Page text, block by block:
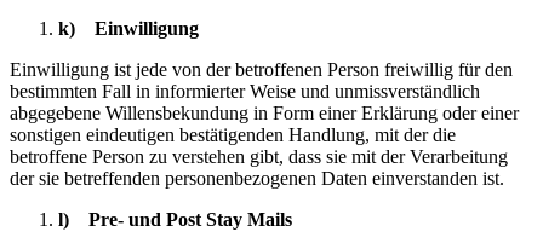
k) Einwilligung
Einwilligung ist jede von der betroffenen Person freiwillig für den
bestimmten Fall in informierter Weise und unmissverständlich
abgegebene Willensbekundung in Form einer Erklärung oder einer
sonstigen eindeutigen bestätigenden Handlung, mit der die
betroffene Person zu verstehen gibt, dass sie mit der Verarbeitung
der sie betreffenden personenbezogenen Daten einverstanden ist.
l) Pre- und Post Stay Mails